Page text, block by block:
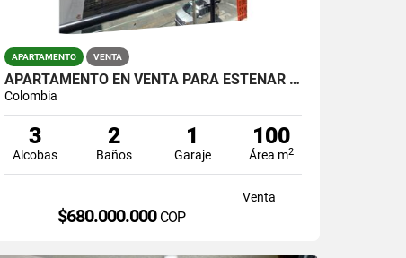
APARTAMENTO VENTA
APARTAMENTO EN VENTA PARA ESTENAR EN LA AMERICA
Colombia
3
Alcobas
2
Baños
1
Garaje
100
Área m2
Venta
$680.000.000 COP